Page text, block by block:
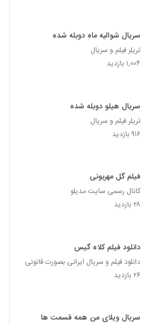
سریال شوالیه ماه دوبله شده
تریلر فیلم و سریال
۱,۰۰۴ بازدید
سریال هیلو دوبله شده
تریلر فیلم و سریال
۹۱۶ بازدید
فیلم گل مهربونی
کانال رسمی سایت مدیلو
۲۸ بازدید
دانلود فیلم کلاه گیس
دانلود فیلم و سریال ایرانی بصورت قانونی
۲۶ بازدید
سریال ویلای من همه قسمت ها